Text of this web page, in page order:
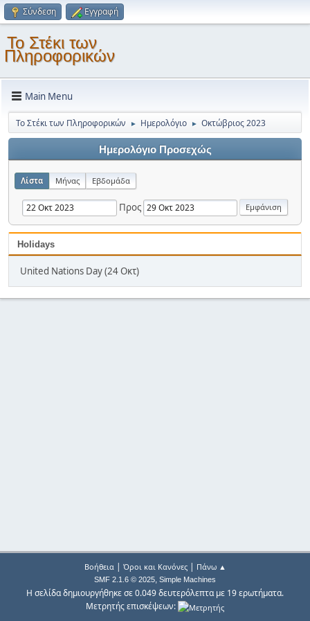
Σύνδεση Εγγραφή
Το Στέκι των
Πληροφορικών
Main Menu
Το Στέκι των Πληροφορικών ► Ημερολόγιο ► Οκτώβριος 2023
Ημερολόγιο Προσεχώς
Λίστα Μήνας Εβδομάδα
Προς
Holidays
United Nations Day (24 Οκτ)
Βοήθεια| Όροι και Κανόνες| Πάνω ▲
SMF 2.1.6 © 2025, Simple Machines
Η σελίδα δημιουργήθηκε σε 0.049 δευτερόλεπτα με 19 ερωτήματα.
Μετρητής επισκέψεων: